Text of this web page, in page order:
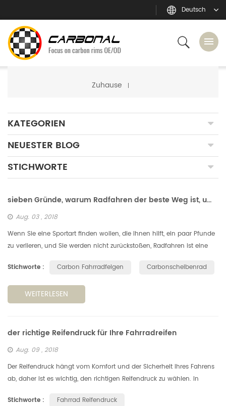
Deutsch
Zuhause
KATEGORIEN
NEUESTER BLOG
STICHWORTE
sieben Gründe, warum Radfahren der beste Weg ist, um Gewicht zu verlieren
Aug. 03 , 2018
Wenn Sie eine Sportart finden wollen, die Ihnen hilft, ein paar Pfunde
zu verlieren, und Sie werden nicht zurückstoßen, Radfahren ist eine
Stichworte :
Carbon Fahrradfelgen Carbonscheibenrad
WEITERLESEN
der richtige Reifendruck für Ihre Fahrradreifen
Aug. 09 , 2018
Der Reifendruck hängt vom Komfort und der Sicherheit Ihres Fahrens
ab, daher ist es wichtig, den richtigen Reifendruck zu wählen. In
Stichworte :
Fahrrad Reifendruck